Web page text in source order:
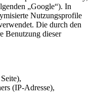
„Google“). In
Nutzungsprofile
Die durch den
Benutzung dieser
(IP-Adresse),